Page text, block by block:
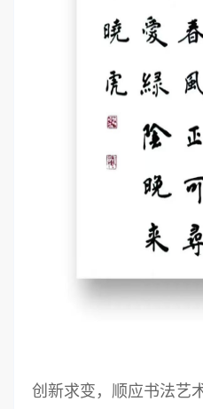
创新求变，顺应书法艺